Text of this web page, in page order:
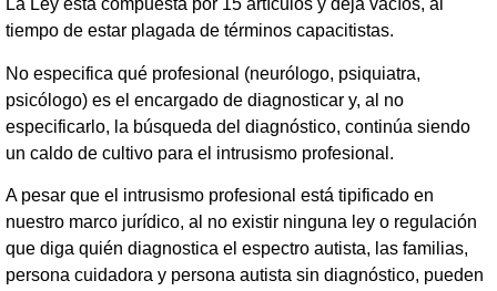
La Ley está compuesta por 15 artículos y deja vacíos, al
tiempo de estar plagada de términos capacitistas.
No especifica qué profesional (neurólogo, psiquiatra,
psicólogo) es el encargado de diagnosticar y, al no
especificarlo, la búsqueda del diagnóstico, continúa siendo
un caldo de cultivo para el intrusismo profesional.
A pesar que el intrusismo profesional está tipificado en
nuestro marco jurídico, al no existir ninguna ley o regulación
que diga quién diagnostica el espectro autista, las familias,
persona cuidadora y persona autista sin diagnóstico, pueden